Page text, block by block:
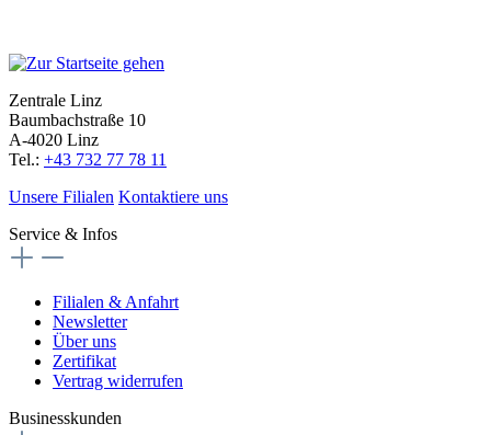
Zentrale Linz
Baumbachstraße 10
A-4020 Linz
Tel.: +43 732 77 78 11
Unsere Filialen Kontaktiere uns
Service & Infos
Filialen & Anfahrt
Newsletter
Über uns
Zertifikat
Vertrag widerrufen
Businesskunden